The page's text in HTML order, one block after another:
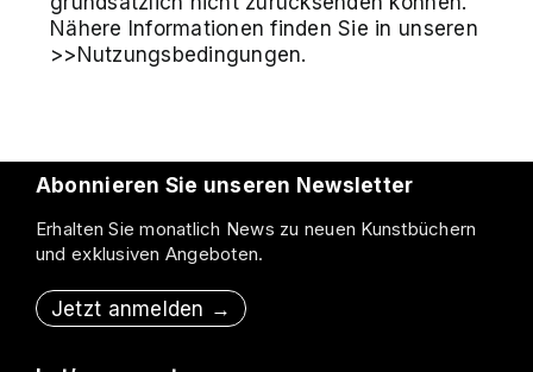
Nähere Informationen finden Sie in unseren
>>Nutzungsbedingungen.
Abonnieren Sie unseren Newsletter
Erhalten Sie monatlich News zu neuen Kunstbüchern
und exklusiven Angeboten.
Jetzt anmelden →